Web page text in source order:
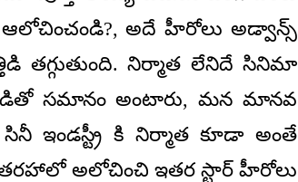
ఆలోచించండి?, అదే హీరోలు అడ్వాన్స్
తగ్గుతుంది. నిర్మాత లేనిదే సినిమా
సమానం అంటారు, మన మానవ
ఇండస్ట్రీ కి నిర్మాత కూడా అంతే
అలోచించి ఇతర స్టార్ హీరోలు